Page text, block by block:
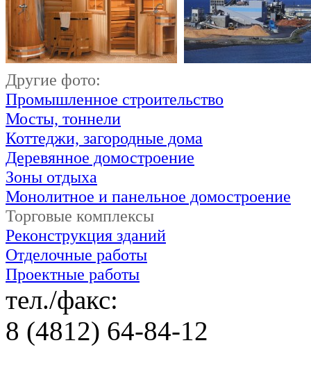
Другие фото:
Промышленное строительство
Мосты, тоннели
Коттеджи, загородные дома
Деревянное домостроение
Зоны отдыха
Монолитное и панельное домостроение
Торговые комплексы
Реконструкция зданий
Отделочные работы
Проектные работы
тел./факс:
8 (4812) 64-84-12